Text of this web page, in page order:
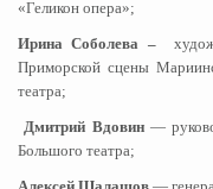
«Геликон опера»;
Ирина Соболева –
Приморской сцены
театра;
Дмитрий Вдовин —
Большого театра;